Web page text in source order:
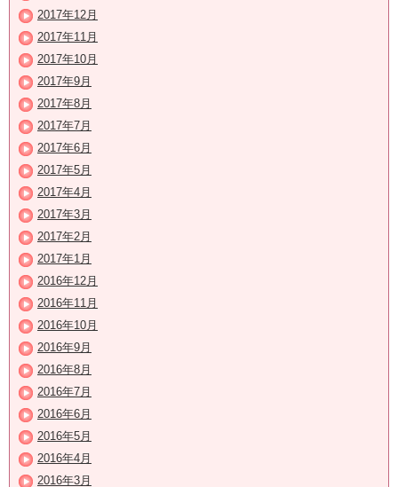
2017年12月
2017年11月
2017年10月
2017年9月
2017年8月
2017年7月
2017年6月
2017年5月
2017年4月
2017年3月
2017年2月
2017年1月
2016年12月
2016年11月
2016年10月
2016年9月
2016年8月
2016年7月
2016年6月
2016年5月
2016年4月
2016年3月